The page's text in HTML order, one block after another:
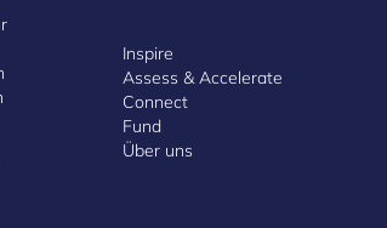
Inspire
Assess & Accelerate
Connect
Fund
Über uns